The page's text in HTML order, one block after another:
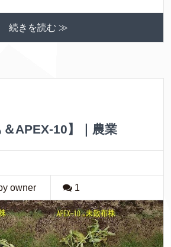
続きを読む ≫
＆APEX-10】｜農業
owner 1